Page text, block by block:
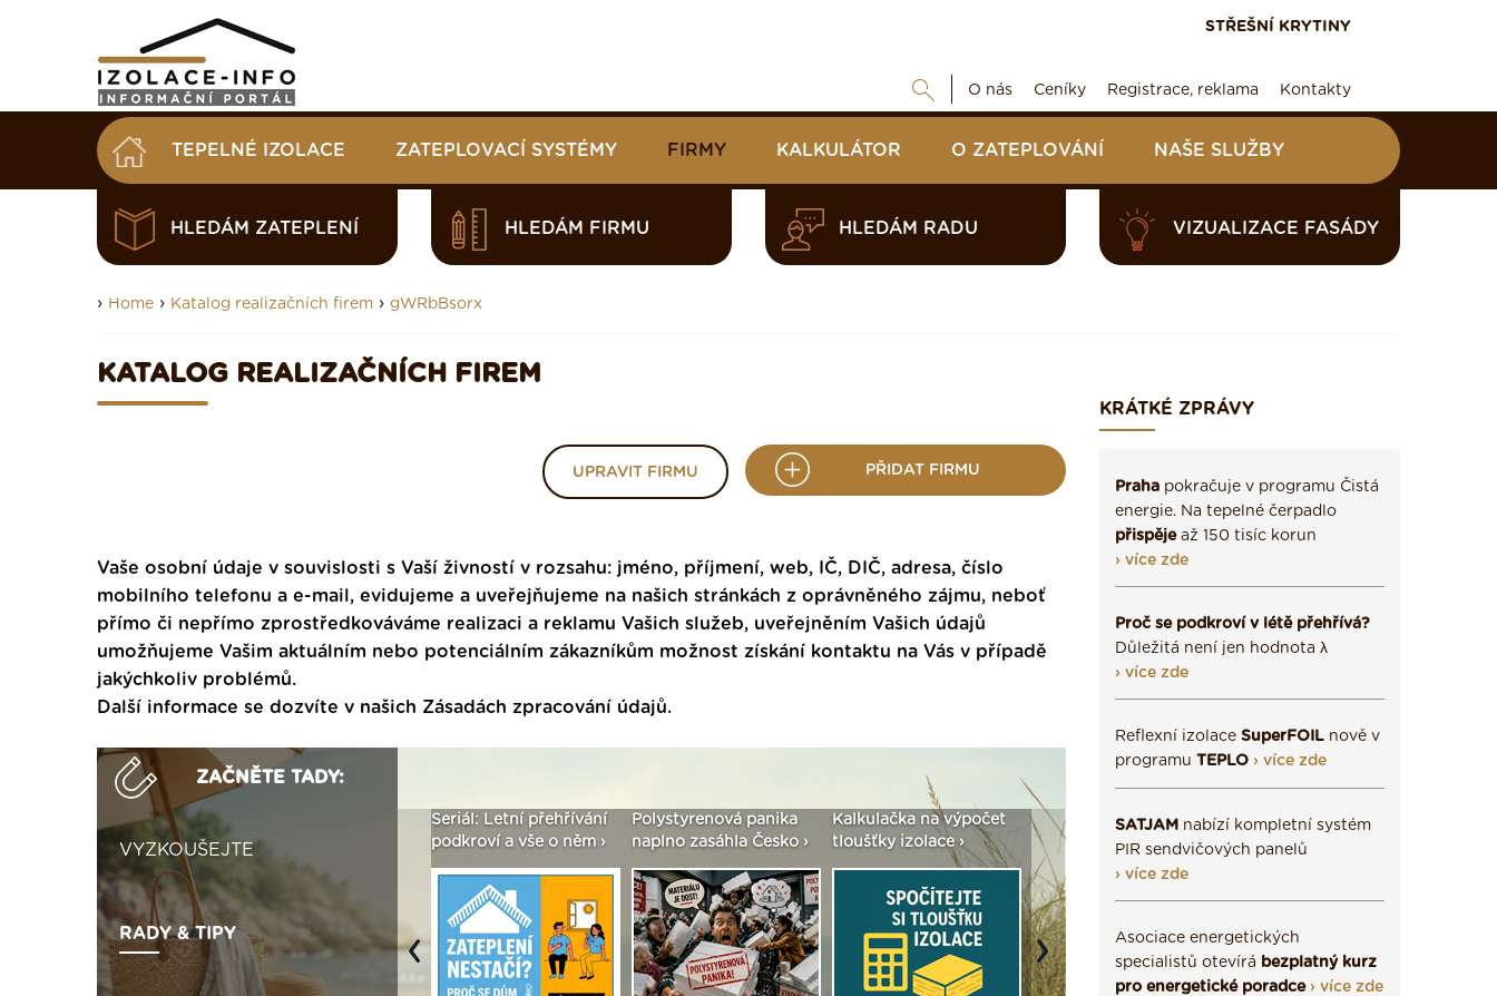
STŘEŠNÍ KRYTINY
O nás Ceníky Registrace, reklama Kontakty
TEPELNÉ IZOLACE ZATEPLOVACÍ SYSTÉMY FIRMY KALKULÁTOR O ZATEPLOVÁNÍ NAŠE SLUŽBY
HLEDÁM ZATEPLENÍ HLEDÁM FIRMU HLEDÁM RADU VIZUALIZACE FASÁDY
› Home › Katalog realizačních firem › gWRbBsorx
KATALOG REALIZAČNÍCH FIREM
UPRAVIT FIRMU PŘIDAT FIRMU
Vaše osobní údaje v souvislosti s Vaší živností v rozsahu: jméno, příjmení, web, IČ, DIČ, adresa, číslo
mobilního telefonu a e-mail, evidujeme a uveřejňujeme na našich stránkách z oprávněného zájmu, neboť
přímo či nepřímo zprostředkováváme realizaci a reklamu Vašich služeb, uveřejněním Vašich údajů
umožňujeme Vašim aktuálním nebo potenciálním zákazníkům možnost získání kontaktu na Vás v případě
jakýchkoliv problémů.
Další informace se dozvíte v našich Zásadách zpracování údajů.
ZAČNĚTE TADY:
VYZKOUŠEJTE
RADY & TIPY
Není polystyren? My ho
seženeme! ›
Seriál: Letní přehřívání
podkroví a vše o něm ›
Polystyrenová panika
naplno zasáhla Česko ›
Kalkulačka na výpočet
tloušťky izolace ›
Seriál: Fasády ETICS a
vše podstatné v kostce ›
Vyberte si izolaci a pak
ji tady klidně poptejte ›
Vytvořte si vizualizaci
fasády ›
Previous Next
KRÁTKÉ ZPRÁVY
Praha pokračuje v programu Čistá
energie. Na tepelné čerpadlo
přispějeaž 150 tisíc korun
› více zde
Proč se podkroví v létě přehřívá?
Důležitá není jen hodnota λ
› více zde
Reflexní izolace SuperFOIL nově v
programu TEPLO › více zde
SATJAM nabízí kompletní systém
PIR sendvičových panelů
› více zde
Asociace energetických
specialistů otevírá bezplatný kurz
pro energetické poradce › více zde